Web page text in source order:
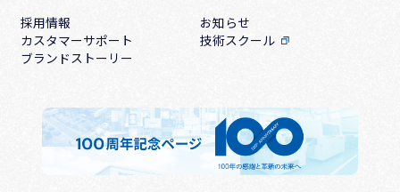
採用情報
お知らせ
カスタマーサポート
技術スクール
ブランドストーリー